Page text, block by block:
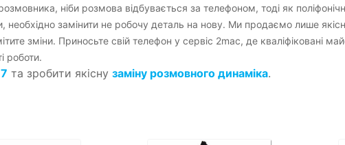
ніби розмова відбувається за телефоном, тоді як
замінити не робочу деталь на нову. Ми продаємо лише якісні
зміни. Приносьте свій телефон у сервіс 2mac, де кваліфіковані
роботи.
та зробити якісну заміну розмовного динаміка.